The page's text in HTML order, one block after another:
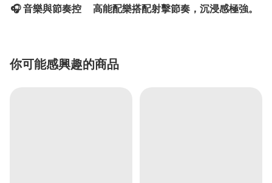
🎧 音樂與節奏控
高能配樂搭配射擊節奏，沉浸感極強。
你可能感興趣的商品